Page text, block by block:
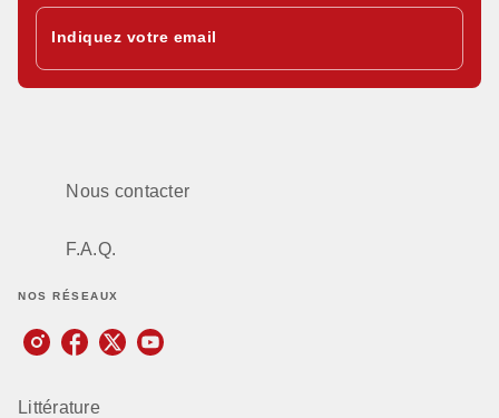
Indiquez votre email
Nous contacter
F.A.Q.
NOS RÉSEAUX
Littérature